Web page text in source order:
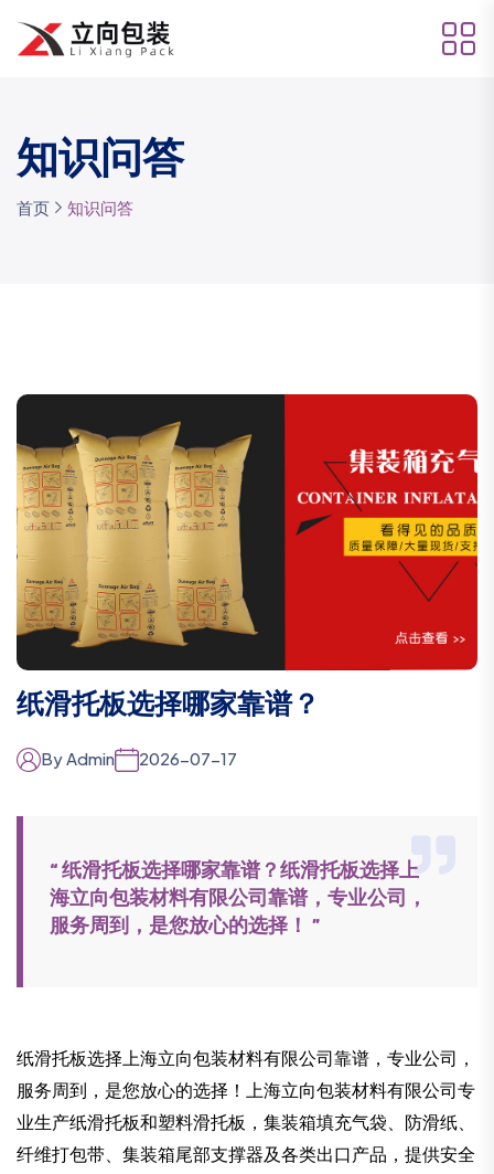
知识问答
首页 知识问答
纸滑托板选择哪家靠谱？
By Admin 2026-07-17
“ 纸滑托板选择哪家靠谱？纸滑托板选择上
海立向包装材料有限公司靠谱，专业公司，
服务周到，是您放心的选择！ ”
纸滑托板选择上海立向包装材料有限公司靠谱，专业公司，
服务周到，是您放心的选择！上海立向包装材料有限公司专
业生产纸滑托板和塑料滑托板，集装箱填充气袋、防滑纸、
纤维打包带、集装箱尾部支撑器及各类出口产品，提供安全